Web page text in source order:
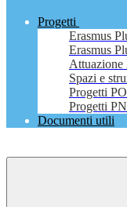
Progetti
Erasmus
Erasmus
Attuazione
Spazi e
Progetti
Progetti
Documenti utili